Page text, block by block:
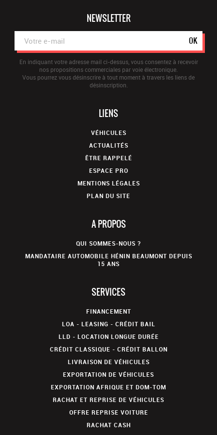
NEWSLETTER
OK
En indiquant votre adresse mail ci-dessus, vous consentez à recevoir
nos propositions commerciales par voie électronique.
Vous pourrez vous désinscrire à tout moment à travers les liens de
désinscription.
LIENS
VÉHICULES
ACTUALITÉS
ÊTRE RAPPELÉ
ESPACE PRO
MENTIONS LÉGALES
PLAN DU SITE
A PROPOS
QUI SOMMES-NOUS ?
MANDATAIRE AUTOMOBILE HÉNIN BEAUMONT DEPUIS
15 ANS
SERVICES
FINANCEMENT
LOA - LEASING - CRÉDIT BAIL
LLD - LOCATION LONGUE DURÉE
CRÉDIT CLASSIQUE - CRÉDIT BALLON
LIVRAISON DE VÉHICULES
EXPORTATION DE VÉHICULES
EXPORTATION AFRIQUE ET DOM-TOM
RACHAT ET REPRISE DE VÉHICULES
OFFRE REPRISE VOITURE
RACHAT CASH